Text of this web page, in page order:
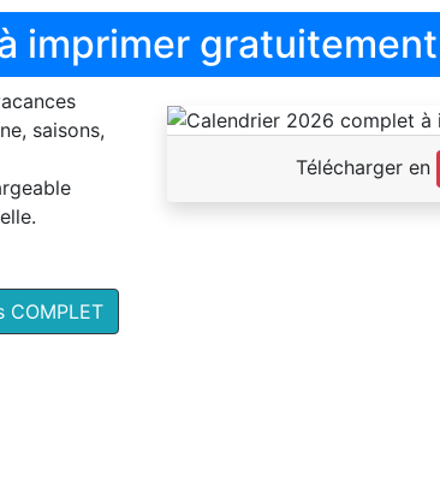
imprimer gratuitement
saisons,
Télécharger en